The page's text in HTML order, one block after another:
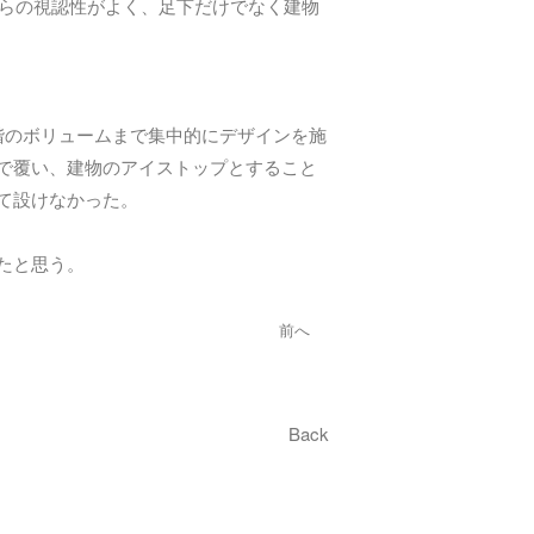
の視認性がよく、足下だけでなく建物
ボリュームまで集中的にデザインを施
い、建物のアイストップとすること
けなかった。
思う。
前へ
Back